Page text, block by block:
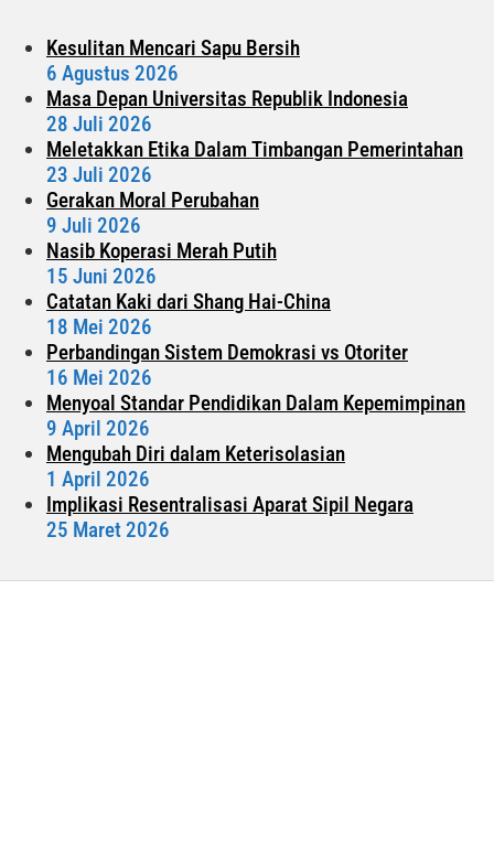
Kesulitan Mencari Sapu Bersih
6 Agustus 2026
Masa Depan Universitas Republik Indonesia
28 Juli 2026
Meletakkan Etika Dalam Timbangan Pemerintahan
23 Juli 2026
Gerakan Moral Perubahan
9 Juli 2026
Nasib Koperasi Merah Putih
15 Juni 2026
Catatan Kaki dari Shang Hai-China
18 Mei 2026
Perbandingan Sistem Demokrasi vs Otoriter
16 Mei 2026
Menyoal Standar Pendidikan Dalam Kepemimpinan
9 April 2026
Mengubah Diri dalam Keterisolasian
1 April 2026
Implikasi Resentralisasi Aparat Sipil Negara
25 Maret 2026